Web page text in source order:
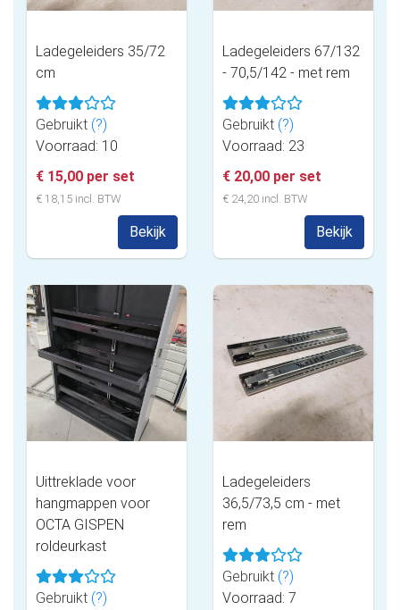
Ladegeleiders 35/72
cm
Gebruikt (?)
Voorraad: 10
€ 15,00 per set
€ 18,15 incl. BTW
Bekijk
Ladegeleiders 67/132
- 70,5/142 - met rem
Gebruikt (?)
Voorraad: 23
€ 20,00 per set
€ 24,20 incl. BTW
Bekijk
Uittreklade voor
hangmappen voor
OCTA GISPEN
roldeurkast
Gebruikt (?)
Ladegeleiders
36,5/73,5 cm - met
rem
Gebruikt (?)
Voorraad: 7